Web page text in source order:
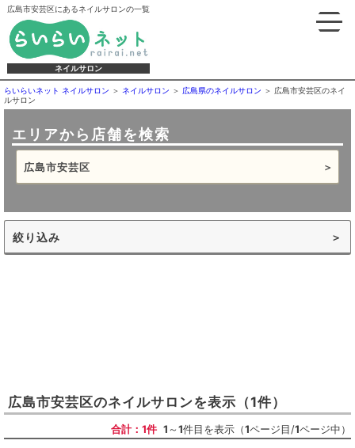
広島市安芸区にあるネイルサロンの一覧
ネイルサロン
らいらいネット ネイルサロン ネイルサロン 広島県のネイルサロン
広島市安芸区のネイ
ルサロン
エリアから店舗を検索
広島市安芸区
絞り込み
広島市安芸区のネイルサロンを表示 （1件）
合計：1件 1～1件目を表示（1ページ目/1ページ中）